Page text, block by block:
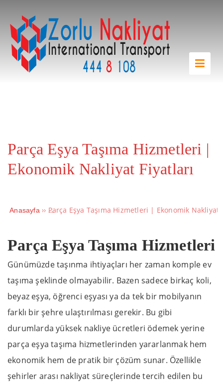
Parça Eşya Taşıma Hizmetleri |
Ekonomik Nakliyat Fiyatları
Anasayfa ›› Parça Eşya Taşıma Hizmetleri | Ekonomik Nakliyat
Parça Eşya Taşıma Hizmetleri
Günümüzde taşınma ihtiyaçları her zaman komple ev
taşıma şeklinde olmayabilir. Bazen sadece birkaç koli,
beyaz eşya, öğrenci eşyası ya da tek bir mobilyanın
farklı bir şehre ulaştırılması gerekir. Bu gibi
durumlarda yüksek nakliye ücretleri ödemek yerine
parça eşya taşıma hizmetlerinden yararlanmak hem
ekonomik hem de pratik bir çözüm sunar. Özellikle
şehirler arası nakliyat süreçlerinde tercih edilen bu